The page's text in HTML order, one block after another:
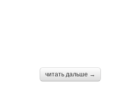
читать дальше →